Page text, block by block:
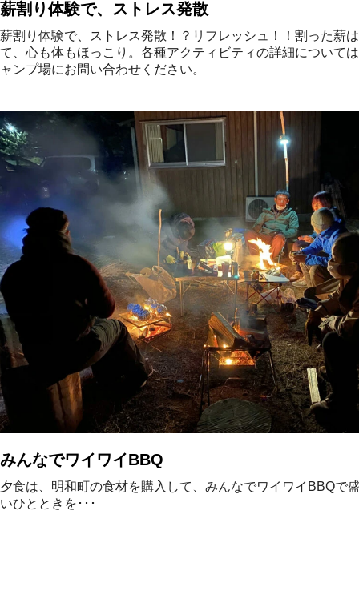
薪割り体験で、ストレス発散
薪割り体験で、ストレス発散！？リフレッシュ！！割った薪
て、心も体もほっこり。各種アクティビティの詳細について
ャンプ場にお問い合わせください。
みんなでワイワイBBQ
夕食は、明和町の食材を購入して、みんなでワイワイBBQで
いひとときを･･･